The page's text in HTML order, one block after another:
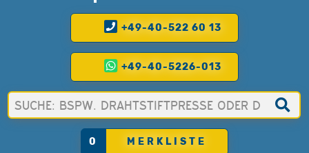
+49-40-522 60 13
+49-40-5226-013
0 MERKLISTE